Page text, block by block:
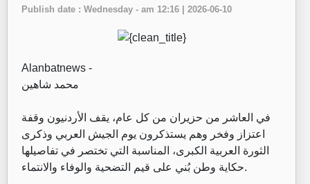
Publish date : Wednesday - am 12:16 | 2026-06-10
Alanbatnews -
في العاشر من حزيران من كل عام، يقف الأردنيون وقفة
اعتزاز وفخر وهم يستذكرون يوم الجيش العربي وذكرى
الثورة العربية الكبرى، المناسبة التي تختصر في تفاصيلها
حكاية وطن بُني على قيم التضحية والوفاء والانتماء.